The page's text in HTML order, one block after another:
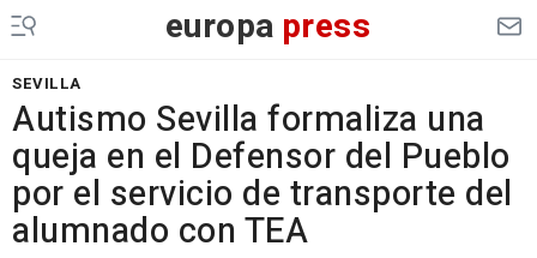
europa press
SEVILLA
Autismo Sevilla formaliza una
queja en el Defensor del Pueblo
por el servicio de transporte del
alumnado con TEA